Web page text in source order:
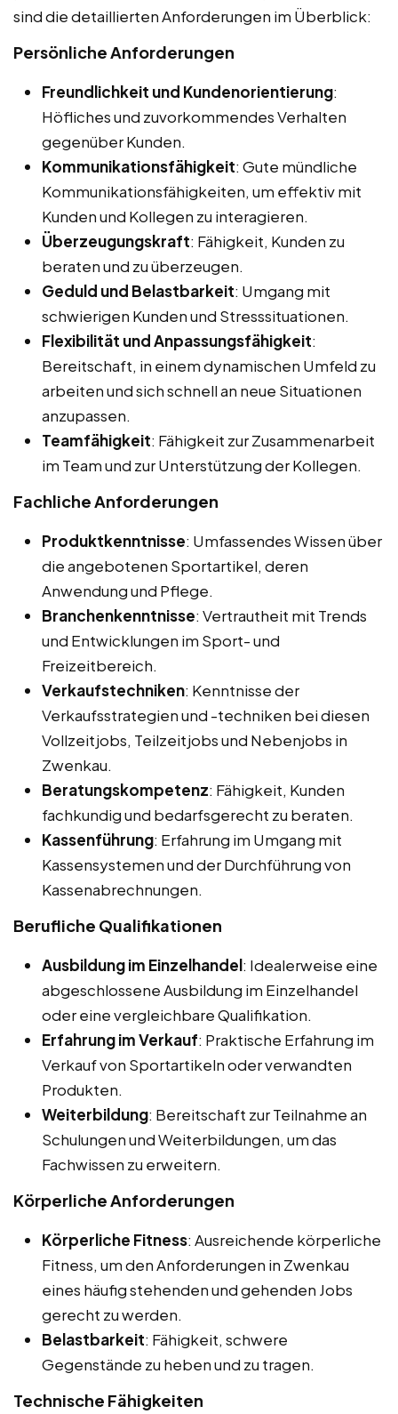
sind die detaillierten Anforderungen im Überblick:
Persönliche Anforderungen
Freundlichkeit und Kundenorientierung:
Höfliches und zuvorkommendes Verhalten
gegenüber Kunden.
Kommunikationsfähigkeit: Gute mündliche
Kommunikationsfähigkeiten, um effektiv mit
Kunden und Kollegen zu interagieren.
Überzeugungskraft: Fähigkeit, Kunden zu
beraten und zu überzeugen.
Geduld und Belastbarkeit: Umgang mit
schwierigen Kunden und Stresssituationen.
Flexibilität und Anpassungsfähigkeit:
Bereitschaft, in einem dynamischen Umfeld zu
arbeiten und sich schnell an neue Situationen
anzupassen.
Teamfähigkeit: Fähigkeit zur Zusammenarbeit
im Team und zur Unterstützung der Kollegen.
Fachliche Anforderungen
Produktkenntnisse: Umfassendes Wissen über
die angebotenen Sportartikel, deren
Anwendung und Pflege.
Branchenkenntnisse: Vertrautheit mit Trends
und Entwicklungen im Sport- und
Freizeitbereich.
Verkaufstechniken: Kenntnisse der
Verkaufsstrategien und -techniken bei diesen
Vollzeitjobs, Teilzeitjobs und Nebenjobs in
Zwenkau.
Beratungskompetenz: Fähigkeit, Kunden
fachkundig und bedarfsgerecht zu beraten.
Kassenführung: Erfahrung im Umgang mit
Kassensystemen und der Durchführung von
Kassenabrechnungen.
Berufliche Qualifikationen
Ausbildung im Einzelhandel: Idealerweise eine
abgeschlossene Ausbildung im Einzelhandel
oder eine vergleichbare Qualifikation.
Erfahrung im Verkauf: Praktische Erfahrung im
Verkauf von Sportartikeln oder verwandten
Produkten.
Weiterbildung: Bereitschaft zur Teilnahme an
Schulungen und Weiterbildungen, um das
Fachwissen zu erweitern.
Körperliche Anforderungen
Körperliche Fitness: Ausreichende körperliche
Fitness, um den Anforderungen in Zwenkau
eines häufig stehenden und gehenden Jobs
gerecht zu werden.
Belastbarkeit: Fähigkeit, schwere
Gegenstände zu heben und zu tragen.
Technische Fähigkeiten